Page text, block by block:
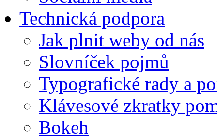
Technická podpora
Jak plnit weby od nás
Slovníček pojmů
Typografické rady a
Klávesové zkratky
Bokeh